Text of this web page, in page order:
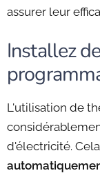
assurer leur
Installez
L'utilisation de
d'électricité. Cela